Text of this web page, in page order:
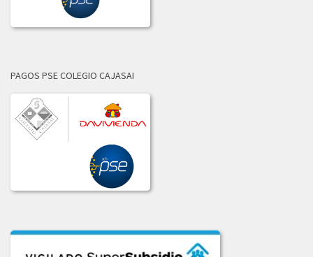
LICITACION_DE_OFERTAS_002-2021.PDF
COMUNICADO_ADJUDICACION_LIC_No_002-2020.pdf
COMUNICADO_ADJ_LIC-003_2020.PDF
INFORME_LICITACION_OFERTAS_004-2020.pdf
INFORME_LIC_OFERTAS_001-2020.pdf
PAGOS PSE COLEGIO CAJASAI